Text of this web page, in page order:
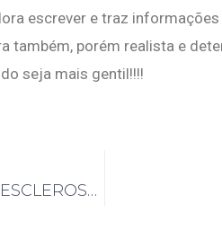
escrever e traz informações
também, porém realista e
seja mais gentil!!!!
HÁ MAIS MISTÉRIOS NA ESCLEROSE MÚLTIPLA